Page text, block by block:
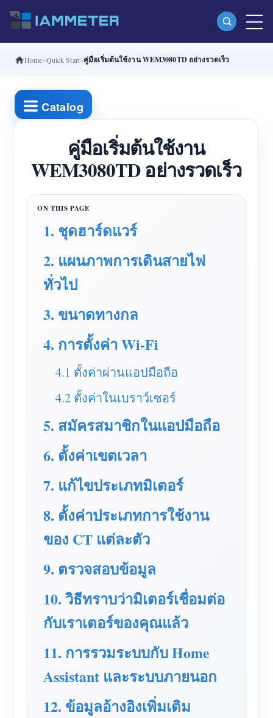
ผลิตภัณฑ์
มิเตอร์พลังงาน Wi-Fi เฟสเดียว (WEM3080)
มิเตอร์พลังงาน Wi-Fi แบบ Split Phase (WEM2067)
มิเตอร์พลังงาน Wi-Fi สามเฟส (WEM3080T)
มิเตอร์พลังงาน Wi-Fi สามเฟส (WEM3046T)
ตัวควบคุมกำลัง WiFi
IAMMETER Cloud Pro
บริการโฮสต์ด้วยตนเอง
เครื่องชาร์จ EV
ระบบพยากรณ์และจำลองพลังงาน
แอปพลิเคชัน
ตัวตรวจสอบพลังงานระบบโซลาร์ PV
ตัวตรวจสอบการใช้ไฟฟ้า
ระบบควบคุมฮีตเตอร์ PV
การตรวจสอบพลังงานโรงงาน
ร้านค้า
แหล่งข้อมูล
คู่มือเริ่มต้นใช้งานผลิตภัณฑ์
FAQ
ข่าวสาร
บล็อก
ชุมชน
โปรแกรมผู้ร่วมพัฒนา
กิจกรรม IAMMETER
ฟอรัม
App Store
สำรวจเว็บไซต์
โซลูชัน
ติดต่อ
Home Quick Start คู่มือเริ่มต้นใช้งาน WEM3080TD อย่างรวดเร็ว
Catalog
คู่มือเริ่มต้นใช้งาน
WEM3080TD อย่างรวดเร็ว
1. ชุดฮาร์ดแวร์
2. แผนภาพการเดินสายไฟ
ทั่วไป
3. ขนาดทางกล
4. การตั้งค่า Wi-Fi
4.1 ตั้งค่าผ่านแอปมือถือ
4.2 ตั้งค่าในเบราว์เซอร์
5. สมัครสมาชิกในแอปมือถือ
6. ตั้งค่าเขตเวลา
7. แก้ไขประเภทมิเตอร์
8. ตั้งค่าประเภทการใช้งาน
ของ CT แต่ละตัว
9. ตรวจสอบข้อมูล
10. วิธีทราบว่ามิเตอร์เชื่อมต่อ
กับเราเตอร์ของคุณแล้ว
11. การรวมระบบกับ Home
Assistant และระบบภายนอก
12. ข้อมูลอ้างอิงเพิ่มเติม